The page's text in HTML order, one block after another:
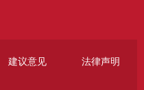
建议意见 法律声明